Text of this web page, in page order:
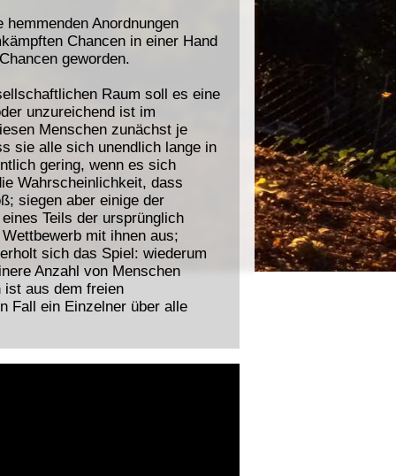
Anordnungen
Chancen in einer Hand
geworden.
Raum soll es eine
unzureichend ist im
Menschen zunächst je
sie alle sich unendlich lange in
gering, wenn es sich
Wahrscheinlichkeit, dass
siegen aber einige der
Teils der ursprünglich
mit ihnen aus;
sich das Spiel: wiederum
Anzahl von Menschen
ist aus dem freien
Fall ein Einzelner über alle